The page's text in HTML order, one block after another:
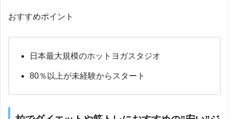
おすすめポイント
日本最大規模のホットヨガスタジオ
80％以上が未経験からスタート